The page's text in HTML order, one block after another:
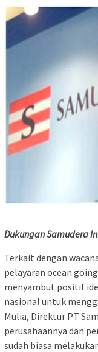
Dukungan Samudera
Terkait dengan
pelayaran ocean
menyambut positif
nasional untuk
Mulia, Direktur PT
perusahaannya dan
sudah biasa